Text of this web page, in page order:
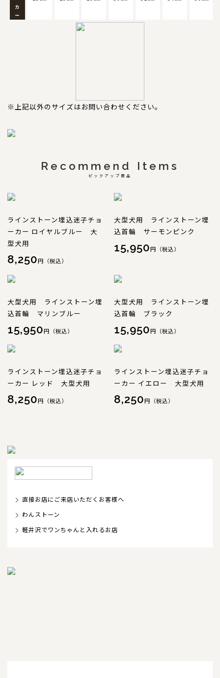
カ
ー
※上記以外のサイズはお問い合わせください。
Recommend Items
ピックアップ商品
ラインストーン埋込迷子チョ
ーカー ロイヤルブルー 大
型犬用
8,250円（税込）
大型犬用 ラインストーン埋
込首輪 サーモンピンク
15,950円（税込）
大型犬用 ラインストーン埋
込首輪 マリンブルー
15,950円（税込）
大型犬用 ラインストーン埋
込首輪 ブラック
15,950円（税込）
ラインストーン埋込迷子チョ
ーカー レッド 大型犬用
8,250円（税込）
ラインストーン埋込迷子チョ
ーカー イエロー 大型犬用
8,250円（税込）
直接お店にご来店いただくお客様へ
わんストーン
軽井沢でワンちゃんと入れるお店